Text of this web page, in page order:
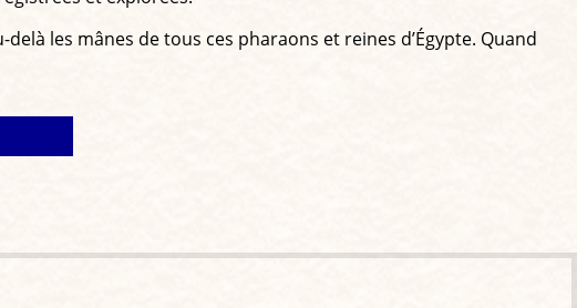
les mânes de tous ces pharaons et reines d’Égypte. Quand